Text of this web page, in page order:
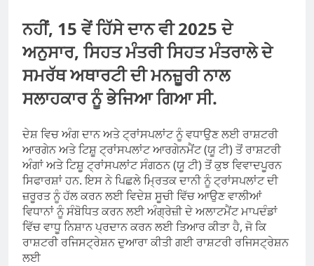
ਨਹੀਂ, 15 ਵੇਂ ਹਿੱਸੇ ਦਾਨ ਵੀ 2025 ਦੇ
ਅਨੁਸਾਰ, ਸਿਹਤ ਮੰਤਰੀ ਸਿਹਤ ਮੰਤਰਾਲੇ ਦੇ
ਸਮਰੱਥ ਅਥਾਰਟੀ ਦੀ ਮਨਜ਼ੂਰੀ ਨਾਲ
ਸਲਾਹਕਾਰ ਨੂੰ ਭੇਜਿਆ ਗਿਆ ਸੀ.
ਦੇਸ਼ ਵਿਚ ਅੰਗ ਦਾਨ ਅਤੇ ਟ੍ਰਾਂਸਪਲਾਂਟ ਨੂੰ ਵਧਾਉਣ ਲਈ ਰਾਸ਼ਟਰੀ
ਆਰਗੇਨ ਅਤੇ ਟਿਸ਼ੂ ਟ੍ਰਾਂਸਪਲਾਂਟ ਆਰਗੇਨਮੈਂਟ (ਯੂ ਟੀ) ਤੋਂ ਰਾਸ਼ਟਰੀ
ਅੰਗਾਂ ਅਤੇ ਟਿਸ਼ੂ ਟ੍ਰਾਂਸਪਲਾਂਟ ਸੰਗਠਨ (ਯੂ ਟੀ) ਤੋਂ ਕੁਝ ਵਿਵਾਦਪੂਰਨ
ਸਿਫਾਰਸ਼ਾਂ ਹਨ. ਇਸ ਨੇ ਪਿਛਲੇ ਮ੍ਰਿਤਕ ਦਾਨੀ ਨੂੰ ਟ੍ਰਾਂਸਪਲਾਂਟ ਦੀ
ਜ਼ਰੂਰਤ ਨੂੰ ਹੱਲ ਕਰਨ ਲਈ ਵਿਦੇਸ਼ ਸੂਚੀ ਵਿੱਚ ਆਉਣ ਵਾਲੀਆਂ
ਵਿਧਾਨਾਂ ਨੂੰ ਸੰਬੋਧਿਤ ਕਰਨ ਲਈ ਅੰਗ੍ਰੇਜ਼ੀ ਦੇ ਅਲਾਟਮੈਂਟ ਮਾਪਦੰਡਾਂ
ਵਿੱਚ ਵਾਧੂ ਨਿਸ਼ਾਨ ਪ੍ਰਦਾਨ ਕਰਨ ਲਈ ਤਿਆਰ ਕੀਤਾ ਹੈ, ਜੋ ਕਿ
ਰਾਸ਼ਟਰੀ ਰਜਿਸਟ੍ਰੇਸ਼ਨ ਦੁਆਰਾ ਕੀਤੀ ਗਈ ਰਾਸ਼ਟਰੀ ਰਜਿਸਟ੍ਰੇਸ਼ਨ
ਲਈ